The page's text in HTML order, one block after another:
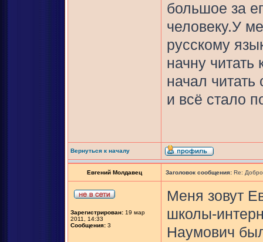
большое за
человеку.У
русскому
начну читать
начал читать
и всё стало
Вернуться к началу
Евгений Молдавец Заголовок сообщения: Re:
Зарегистрирован: 19 мар
2011, 14:33
Сообщения: 3
Меня зовут
школы-
Наумович